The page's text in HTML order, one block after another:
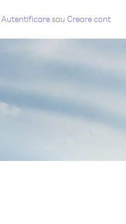
Autentificaresau Creare cont